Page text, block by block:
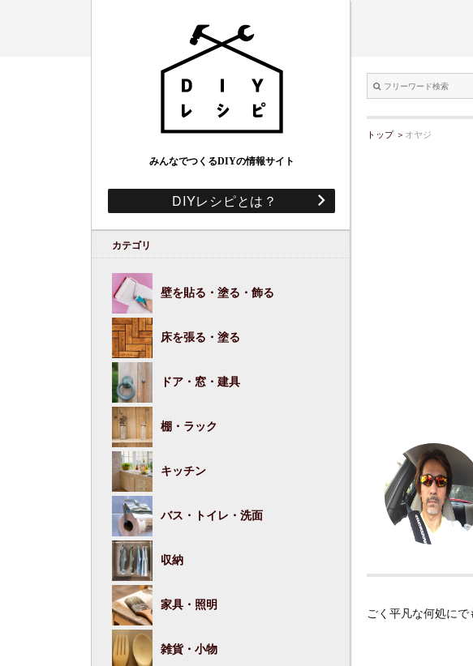
みんなでつくるDIYの情報サイト
DIYレシピとは？
カテゴリ
壁を貼る・塗る・飾る
床を張る・塗る
ドア・窓・建具
棚・ラック
キッチン
バス・トイレ・洗面
収納
家具・照明
雑貨・小物
トップ＞ オヤジ
ごく平凡な何処にで